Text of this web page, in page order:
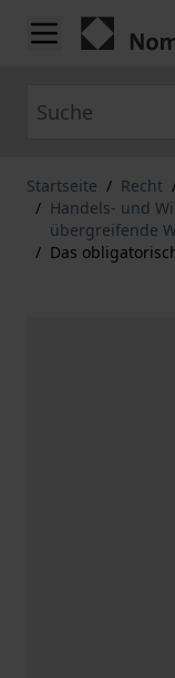
Zum Inhalt springen
Startseite / Recht
/ Handels- und
übergreifende
/ Das